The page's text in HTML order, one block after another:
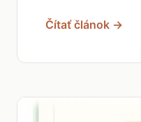
Čítať článok →